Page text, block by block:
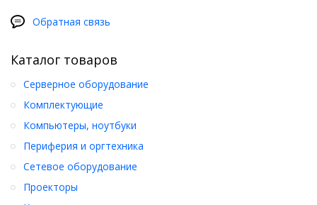
Обратная связь
Каталог товаров
Серверное оборудование
Комплектующие
Компьютеры, ноутбуки
Периферия и оргтехника
Сетевое оборудование
Проекторы